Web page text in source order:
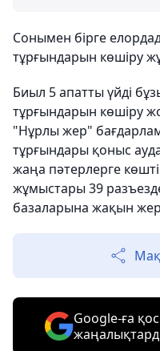
Сонымен бірге
тұрғындарын көшіру
Биыл 5 апатты үйді
тұрғындарын көшіру
"Нұрлы жер"
тұрғындары қоныс
жаңа пәтерлерге
жұмыстары 39
базаларына жақын
Google-ға